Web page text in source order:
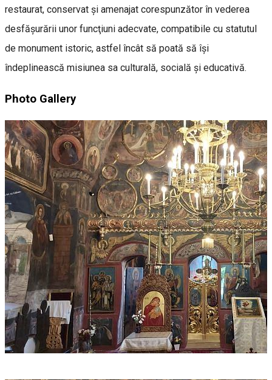
restaurat, conservat şi amenajat corespunzător în vederea
desfăşurării unor funcţiuni adecvate, compatibile cu statutul
de monument istoric, astfel încât să poată să îşi
îndeplinească misiunea sa culturală, socială şi educativă.
Photo Gallery